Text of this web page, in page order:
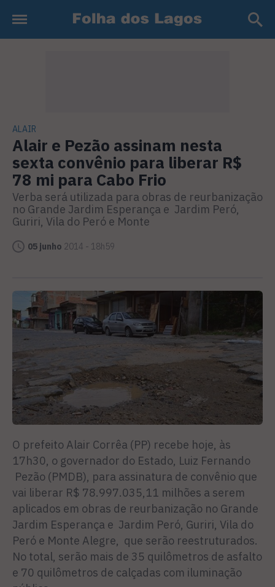
ALAIR
Alair e Pezão assinam nesta
sexta convênio para liberar R$
78 mi para Cabo Frio
Verba será utilizada para obras de reurbanização
no Grande Jardim Esperança e Jardim Peró,
Guriri, Vila do Peró e Monte
05 junho 2014 - 18h59
O prefeito Alair Corrêa (PP) recebe hoje, às
17h30, o governador do Estado, Luiz Fernando
Pezão (PMDB), para assinatura de convênio que
vai liberar R$ 78.997.035,11 milhões a serem
aplicados em obras de reurbanização no Grande
Jardim Esperança e Jardim Peró, Guriri, Vila do
Peró e Monte Alegre, que serão reestruturados.
No total, serão mais de 35 quilômetros de asfalto
e 70 quilômetros de calçadas com iluminação